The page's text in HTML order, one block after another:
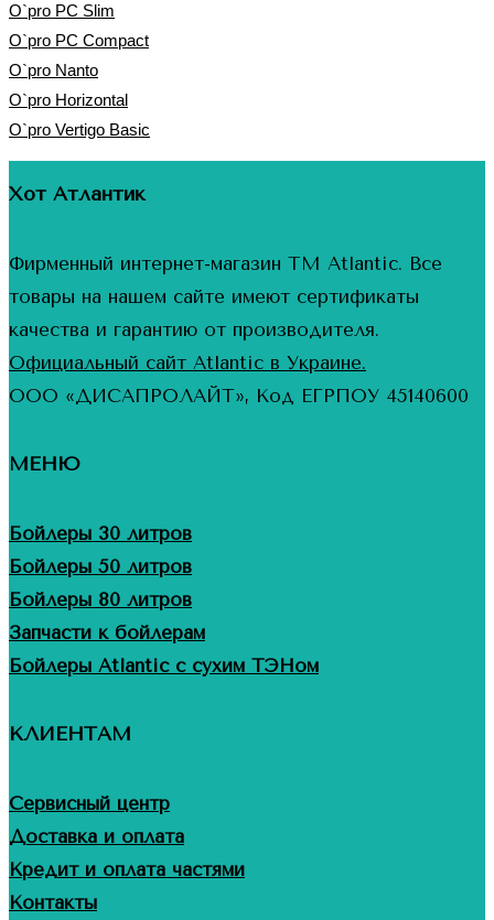
O`pro PC Slim
O`pro PC Compact
O`pro Nanto
O`pro Horizontal
O`pro Vertigo Basic
Хот Атлантик
Фирменный интернет-магазин ТМ Atlantic. Все
товары на нашем сайте имеют сертификаты
качества и гарантию от производителя.
Официальный сайт Atlantic в Украине.
ООО «ДИСАПРОЛАЙТ», Код ЕГРПОУ 45140600
МЕНЮ
Бойлеры 30 литров
Бойлеры 50 литров
Бойлеры 80 литров
Запчасти к бойлерам
Бойлеры Atlantic с сухим ТЭНом
КЛИЕНТАМ
Сервисный центр
Доставка и оплата
Кредит и оплата частями
Контакты